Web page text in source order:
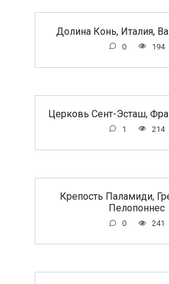
Долина Конь, Италия,
0 194
Церковь Сент-Эсташ,
1 214
Крепость Паламиди,
Пелопоннес
0 241